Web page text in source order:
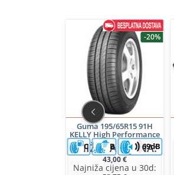
-20%
Guma 195/65R15 91H
KELLY High Performance
SNIŽENA CIJENA:
43,00€
Najniža cijena u 30d:
C B 69dB